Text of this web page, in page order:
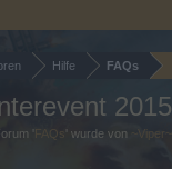
Hilfe FAQs
2015
' FAQs ' wurde von ~Viper~